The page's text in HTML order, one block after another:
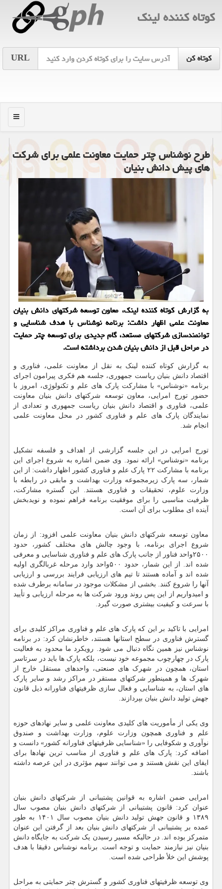
كوتاه كننده لینك
URL
منو
طرح نوشناس چتر حمایت معاونت علمی برای شرکت
های پیش دانش بنیان
به گزارش کوتاه کننده لینک، معاون توسعه شرکتهای دانش بنیان
معاونت علمی اظهار داشت: برنامه نوشناس با هدف شناسایی و
توانمندسازی شرکتهای مستعد، گام جدیدی برای توسعه چتر حمایت
در مراحل قبل از دانش بنیان شدن برداشته است.
به گزارش کوتاه کننده لینک به نقل از معاونت علمی، فناوری و
اقتصاد دانش بنیان ریاست جمهوری، جلسه هم فکری پیرامون اجرای
برنامه «نوشناس» با مشارکت پارک های علم و تکنولوژِی، امروز با
حضور تورج امرایی، معاون توسعه شرکتهای دانش بنیان معاونت
علمی، فناوری و اقتصاد دانش بنیان ریاست جمهوری و تعدادی از
نمایندگان پارک های علم و فناوری کشور در محل معاونت علمی
انجام شد.
تورج امرایی در این جلسه گزارشی از اهداف و فلسفه تشکیل
برنامه «نوشناس» ارائه نمود. وی ضمن اشاره به شروع اجرای این
برنامه با مشارکت ۲۲ پارک علم و فناوری کشور اظهار داشت: از این
شمار، سه پارک زیرمجموعه وزارت بهداشت و مابقی در رابطه با
وزارت علوم، تحقیقات و فناوری هستند. این گستره مشارکت،
ظرفیت مناسبی را برای موفقیت برنامه فراهم نموده و نویدبخش
آینده ای مطلوب برای آن است.
معاون توسعه شرکتهای دانش بنیان معاونت علمی افزود: از زمان
شروع اجرای برنامه، با وجود چالش های مختلف کشور، حدود
۲۵۰۰واحد فناور از جانب پارک های علم و فناوری شناسایی و معرفی
شده اند. از این شمار، حدود ۵۰۰واحد وارد مرحله غربالگری اولیه
شده اند و آماده هستند تا تیم های ارزیابی فرایند بررسی و ارزیابی
آنها را شروع کنند. بخشی از مشکلات موجود در سامانه برطرف شده
و امیدواریم از این پس روند ورود شرکت ها به مرحله ارزیابی و تأیید
با سرعت و کیفیت بیشتری صورت گیرد.
امرایی با تاکید بر این که پارک های علم و فناوری مراکز کلیدی برای
گسترش فناوری در سطح استانها هستند، خاطرنشان کرد: در برنامه
نوشناس نیز همین نگاه دنبال می شود. رویکرد ما محدود به فعالیت
پارک در چهارچوب مجموعه خود نیست، بلکه پارک ها باید در سرتاسر
استان، همچون در شهرک های صنعتی، واحدهای مستقل خارج از
شهرک ها و همینطور شرکتهای مستقر در مراکز رشد و سایر پارک
های استان، به شناسایی و فعال سازی ظرفیتهای فناورانه ذیل قانون
جهش تولید دانش بنیان بپردازند.
وی یکی از مأموریت های کلیدی معاونت علمی و سایر نهادهای حوزه
علم و فناوری همچون وزارت علوم، وزارت بهداشت و صندوق
نوآوری و شکوفایی را «شناسایی ظرفیتهای فناورانه کشور» دانست و
اضافه کرد: پارک های علم و فناوری از مناسب ترین نهادها برای
ایفای این نقش هستند و می توانند سهم مؤثری در این عرصه داشته
باشند.
امرایی ضمن اشاره به قوانین پشتیبانی از شرکتهای دانش بنیان
عنوان کرد: قانون پشتیبانی از شرکتهای دانش بنیان مصوب سال
۱۳۸۹ و قانون جهش تولید دانش بنیان مصوب سال ۱۴۰۱ به طور
عمده بر پشتیبانی از شرکتهای دانش بنیان بعد از گرفتن این عنوان
متمرکز بوده اند. در حالیکه مسیر رسیدن یک شرکت به جایگاه دانش
بنیان نیز نیازمند حمایت و توجه است. برنامه نوشناس دقیقا با هدف
پوشش این خلأ طراحی شده است.
وی توسعه ظرفیتهای فناوری کشور و گسترش چتر حمایتی به مراحل